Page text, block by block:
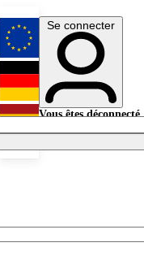
English
Deutsch
Se connecter
Vous êtes déconnecté.